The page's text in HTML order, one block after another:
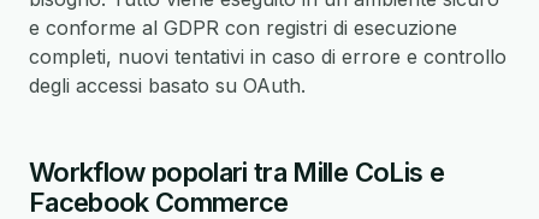
e conforme al GDPR con registri di esecuzione
completi, nuovi tentativi in caso di errore e controllo
degli accessi basato su OAuth.
Workflow popolari tra Mille CoLis e
Facebook Commerce